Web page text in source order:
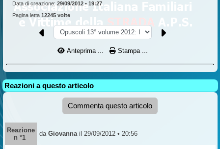
Data di creazione: 29/09/2012 • 19:27
Pagina letta 12245 volte
Anteprima ... Stampa ...
Reazioni a questo articolo
Commenta questo articolo
Reazione
n °1
da Giovannail 29/09/2012 • 20:56